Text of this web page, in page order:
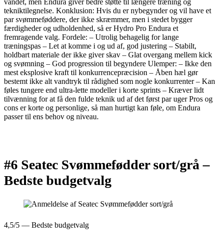
tekniktilegnelse. Konklusion: Hvis du er nybegynder og vil have et
par svømmeføddere, der ikke skræmmer, men i stedet bygger
færdigheder og udholdenhed, så er Hydro Pro Endura et
fremragende valg. Fordele: – Utrolig behagelig for lange
træningspas – Let at komme i og ud af, god justering – Stabilt,
holdbart materiale der ikke giver skav – Glat overgang mellem kick
og svømning – God progression til begyndere Ulemper: – Ikke den
mest eksplosive kraft til konkurrencepræcision – Åben hæl gør
bestemt ikke alt vandtryk til rådighed som nogle konkurrenter – Kan
føles tungere end ultra-lette modeller i korte sprints – Kræver lidt
tilvænning for at få den fulde teknik ud af det først par uger Pros og
cons er korte og personlige, så man hurtigt kan føle, om Endura
passer til ens behov og niveau.
#6 Seatec Svømmefødder sort/grå –
Bedste budgetvalg
4,5/5 — Bedste budgetvalg